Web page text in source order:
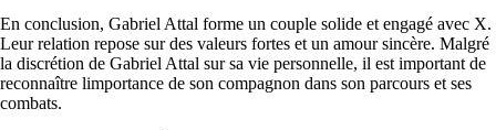
En conclusion, Gabriel Attal forme un couple solide et engagé avec X.
Leur relation repose sur des valeurs fortes et un amour sincère. Malgré
la discrétion de Gabriel Attal sur sa vie personnelle, il est important de
reconnaître limportance de son compagnon dans son parcours et ses
combats.